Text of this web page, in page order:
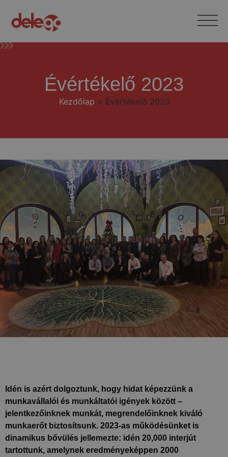
Évértékelő 2023
Kezdőlap » Évértékelő 2023
Idén is azért dolgoztunk, hogy hidat képezzünk a
munkavállalói és munkáltatói igények között –
jelentkezőinknek munkát, megrendelőinknek kiváló
munkaerőt biztosítsunk. 2023-as működésünket is
dinamikus bővülés jellemezte: idén 20,000 interjút
tartottunk, amelynek eredményeképpen 2000